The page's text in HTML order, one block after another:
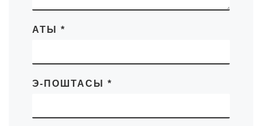
АТЫ *
Э-ПОШТАСЫ *